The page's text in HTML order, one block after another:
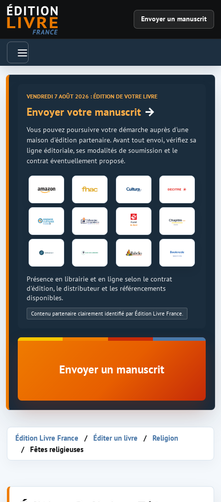
Envoyer un manuscrit
VENDREDI 7 AOÛT 2026 : ÉDITION DE VOTRE LIVRE
Envoyer votre manuscrit →
Vous pouvez poursuivre votre démarche auprès d'une
maison d'édition partenaire. Avant tout envoi, vérifiez sa
ligne éditoriale, ses modalités de soumission et le
contrat éventuellement proposé.
Présence en librairie et en ligne selon le contrat
d'édition, le distributeur et les référencements
disponibles.
Contenu partenaire clairement identifié par Édition Livre France.
Envoyer un manuscrit
Édition Livre France Éditer un livre
Religion
Fêtes religieuses